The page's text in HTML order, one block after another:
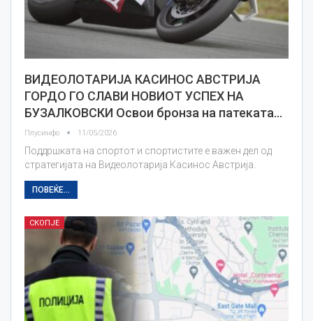
ВИДЕОЛОТАРИЈА КАСИНОС АВСТРИЈА
ГОРДО ГО СЛАВИ НОВИОТ УСПЕХ НА
БУЗАЛКОВСКИ Освои бронза на патеката…
Плусинфо 11/05/2026
Поддршката на спортот и спортистите е важен дел од
стратегијата на Видеолотарија Касинос Австрија.
ПОВЕЌЕ...
СКОПЈЕ